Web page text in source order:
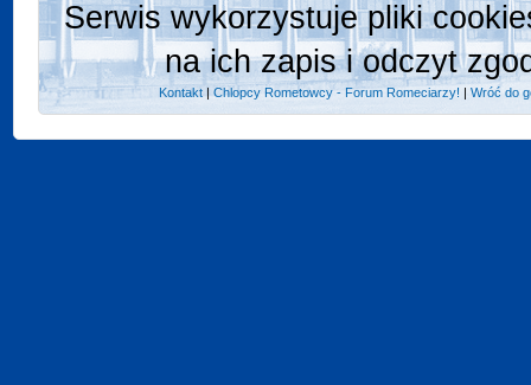
Serwis wykorzystuje pliki
na ich zapis i odczyt
Kontakt |Chlopcy Rometowcy - Forum Romeciarzy! |Wróć do